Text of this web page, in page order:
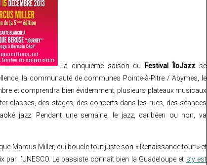
La cinquième saison du Festival ÎloJazz se
la communauté de communes Pointe-à-Pitre / Abymes, le
et comprendra bien évidemment, plusieurs plateaux musicaux
classes, des stages, des concerts dans les rues, des séances
jazz. Pendant une semaine, le jazz, caribéen ou non, va
Marcus Miller, qui boucle tout juste son « Renaissance tour » et
par l’UNESCO. Le bassiste connait bien la Guadeloupe et s’y est